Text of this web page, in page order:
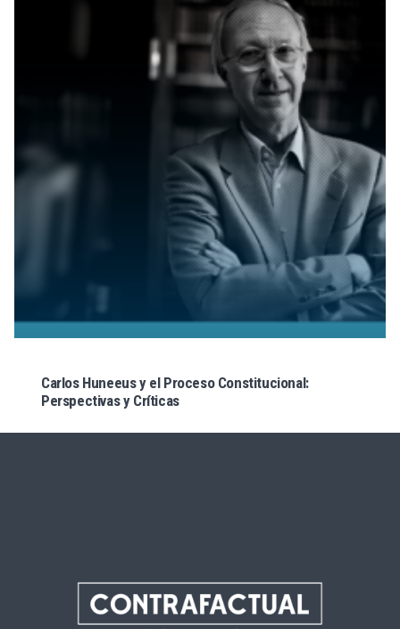
Carlos Huneeus y el Proceso Constitucional:
Perspectivas y Críticas